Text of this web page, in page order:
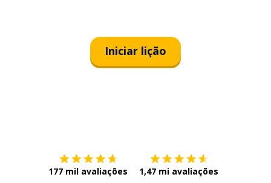
Iniciar lição
177 mil avaliações 1,47 mi avaliações